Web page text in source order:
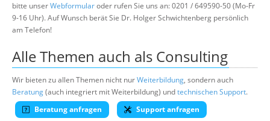
bitte unserWebformularoder rufen Sie uns an: 0201 / 649590-50 (Mo-Fr
9-16 Uhr). Auf Wunsch berät Sie Dr. Holger Schwichtenberg persönlich
am Telefon!
Alle Themen auch als Consulting
Wir bieten zu allen Themen nicht nurWeiterbildung, sondern auch
Beratung(auch integriert mit Weiterbildung) undtechnischen Support.
Beratung anfragen
Support anfragen